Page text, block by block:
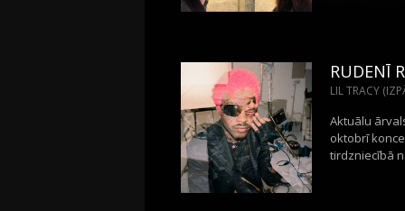
RUDENĪ
LIL TRACY
Aktuālu
oktobrī
tirdzniecībā